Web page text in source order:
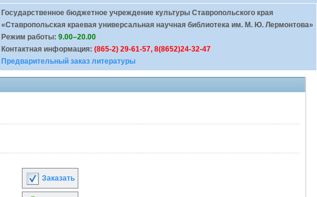
Государственное бюджетное учреждение культуры Ставропольского края
«Ставропольская краевая универсальная научная библиотека им. М. Ю. Лермонтова»
Режим работы: 9.00–20.00
Контактная информация: (865-2) 29-61-57, 8(8652)24-32-47
Предварительный заказ литературы
Заказать